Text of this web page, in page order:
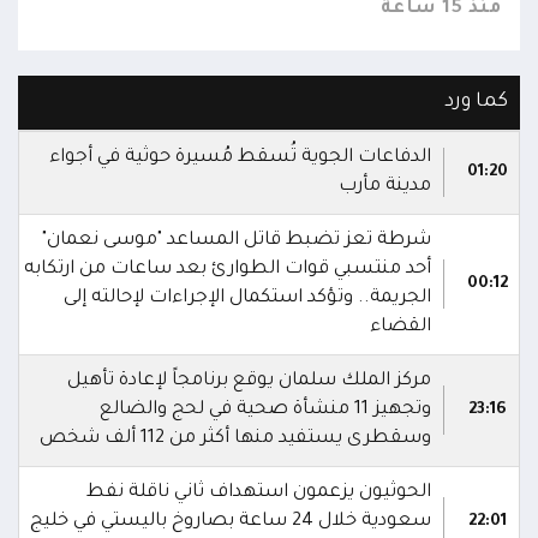
منذ 15 ساعة
كما ورد
01:20
الدفاعات الجوية تُسقط مُسيرة حوثية في أجواء
مدينة مأرب
00:12
شرطة تعز تضبط قاتل المساعد "موسى نعمان"
أحد منتسبي قوات الطوارئ بعد ساعات من ارتكابه
الجريمة.. وتؤكد استكمال الإجراءات لإحالته إلى
القضاء
23:16
مركز الملك سلمان يوقع برنامجاً لإعادة تأهيل
وتجهيز 11 منشأة صحية في لحج والضالع
وسقطرى يستفيد منها أكثر من 112 ألف شخص
22:01
الحوثيون يزعمون استهداف ثاني ناقلة نفط
سعودية خلال 24 ساعة بصاروخ باليستي في خليج